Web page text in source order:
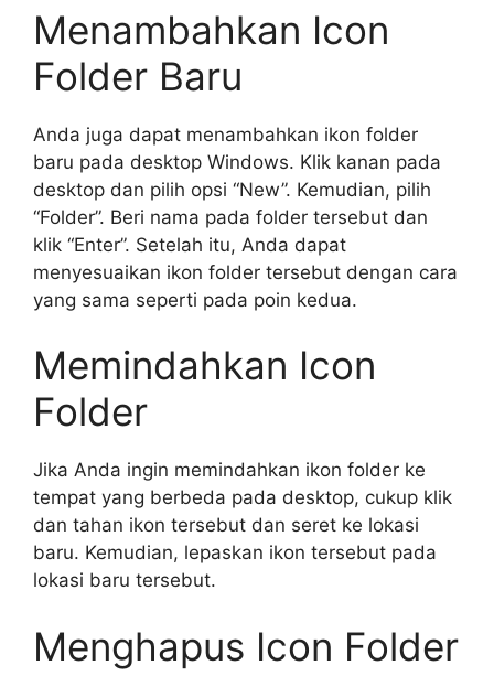
Menambahkan Icon
Folder Baru
Anda juga dapat menambahkan ikon folder
baru pada desktop Windows. Klik kanan pada
desktop dan pilih opsi “New”. Kemudian, pilih
“Folder”. Beri nama pada folder tersebut dan
klik “Enter”. Setelah itu, Anda dapat
menyesuaikan ikon folder tersebut dengan cara
yang sama seperti pada poin kedua.
Memindahkan Icon
Folder
Jika Anda ingin memindahkan ikon folder ke
tempat yang berbeda pada desktop, cukup klik
dan tahan ikon tersebut dan seret ke lokasi
baru. Kemudian, lepaskan ikon tersebut pada
lokasi baru tersebut.
Menghapus Icon Folder